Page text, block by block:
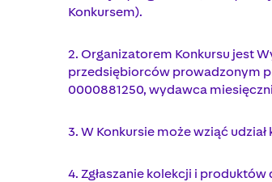
Konkursem).
2. Organizatorem Konkursu jest
przedsiębiorców prowadzonym
0000881250, wydawca
3. W Konkursie może wziąć
4. Zgłaszanie kolekcji i produktów